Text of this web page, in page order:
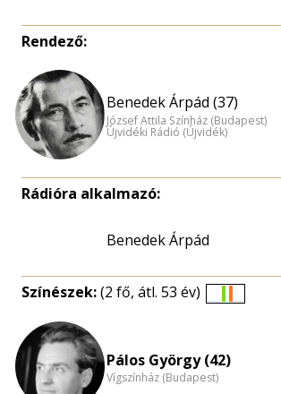
Rendező:
Benedek Árpád (37)
József Attila Színház (Budapest)
Újvidéki Rádió (Újvidék)
Rádióra alkalmazó:
Benedek Árpád
Színészek:(2 fő, átl. 53 év)
nagyítása
Pálos György (42)
Vígszínház (Budapest)